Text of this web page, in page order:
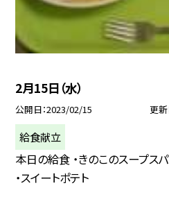
2月15日（水）
公開日 2023/02/15 更
給食献立
本日の給食 ・きのこのスープス
・スイートポテト